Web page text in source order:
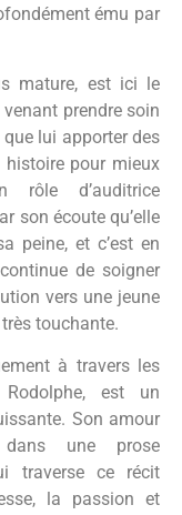
ému par
mature, est ici le
prendre soin
lui apporter des
histoire pour mieux
rôle d’auditrice
son écoute qu’elle
peine, et c’est en
de soigner
vers une jeune
touchante.
à travers les
est un
Son amour
dans une prose
traverse ce récit
la passion et